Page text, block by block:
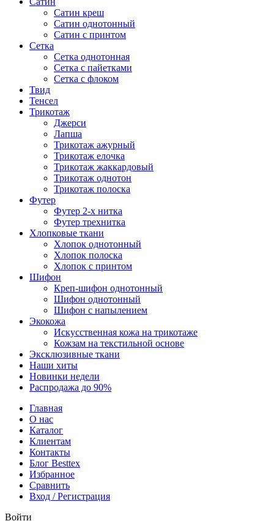
Сатин креш
Сатин однотонный
Сатин с принтом
Сетка
Сетка однотонная
Сетка с пайетками
Сетка с флоком
Твид
Тенсел
Трикотаж
Джерси
Лапша
Трикотаж ажурный
Трикотаж елочка
Трикотаж жаккардовый
Трикотаж однотон
Трикотаж полоска
Футер
Футер 2-х нитка
Футер трехнитка
Хлопковые ткани
Хлопок однотонный
Хлопок полоска
Хлопок с принтом
Шифон
Креп-шифон однотонный
Шифон однотонный
Шифон с напылением
Экокожа
Искусственная кожа на трикотаже
Кожзам на текстильной основе
Эксклюзивные ткани
Наши хиты
Новинки недели
Распродажа до 90%
Главная
О нас
Каталог
Клиентам
Контакты
Блог Besttex
Избранное
Сравнить
Вход / Регистрация
Войти